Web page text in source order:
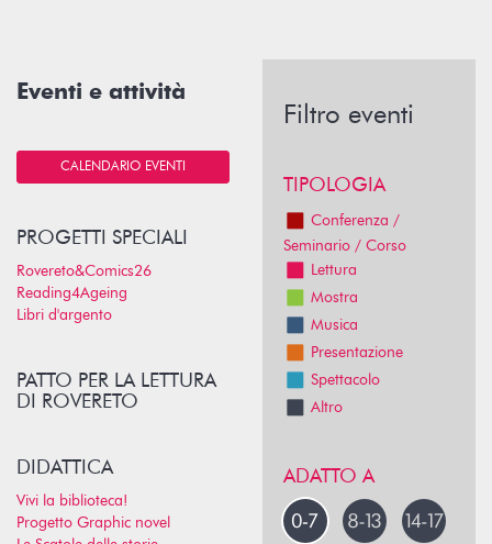
Eventi e attività
CALENDARIO EVENTI
PROGETTI SPECIALI
Rovereto&Comics26
Reading4Ageing
Libri d'argento
PATTO PER LA LETTURA
DI ROVERETO
DIDATTICA
Vivi la biblioteca!
Progetto Graphic novel
Filtro eventi
TIPOLOGIA
Conferenza /
Seminario / Corso
Lettura
Mostra
Musica
Presentazione
Spettacolo
Altro
ADATTO A